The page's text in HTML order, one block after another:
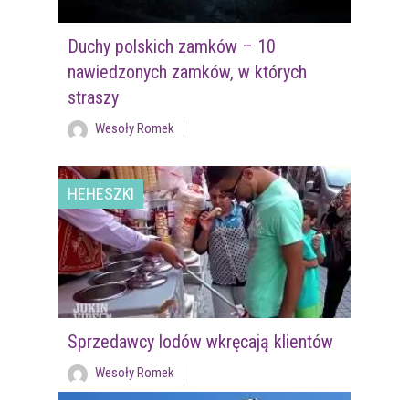
Duchy polskich zamków – 10
nawiedzonych zamków, w których
straszy
Wesoły Romek
HEHESZKI
Sprzedawcy lodów wkręcają klientów
Wesoły Romek